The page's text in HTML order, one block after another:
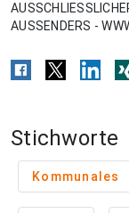
AUSSENDERS -
Stichworte
Kommunales